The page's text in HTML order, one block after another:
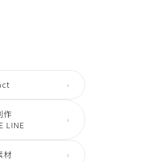
›
作
LINE
›
材 ›